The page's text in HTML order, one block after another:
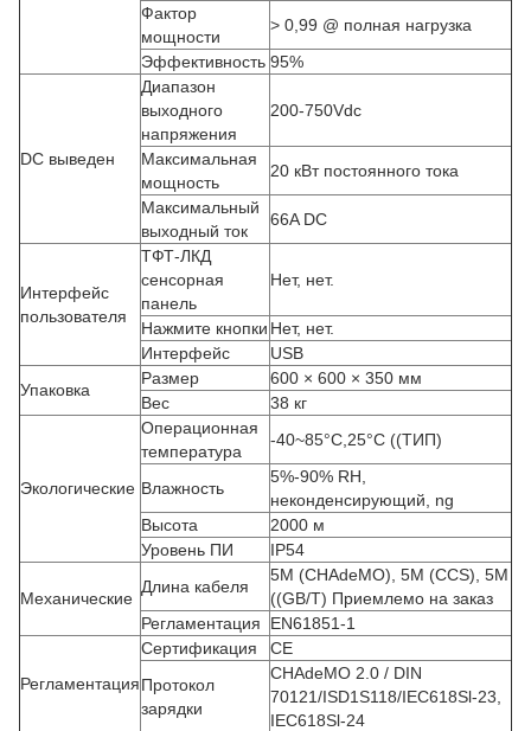
Фактор
мощности
> 0,99 @ полная нагрузка
Эффективность 95%
DC выведен
Диапазон
выходного
напряжения
200-750Vdc
Максимальная
мощность
20 кВт постоянного тока
Максимальный
выходный ток
66A DC
Интерфейс
пользователя
ТФТ-ЛКД
сенсорная
панель
Нет, нет.
Нажмите кнопки Нет, нет.
Интерфейс
USB
Упаковка
Размер
600 × 600 × 350 мм
Вес
38 кг
Экологические
Операционная
температура
-40~85°C,25°C ((ТИП)
Влажность
5%-90% RH,
неконденсирующий, ng
Высота
2000 м
Уровень ПИ
IP54
Механические
Длина кабеля
5M (CHAdeMO), 5M (CCS), 5M
((GB/T) Приемлемо на заказ
Регламентация
EN61851-1
Регламентация
Сертификация
CE
Протокол
зарядки
CHAdeMO 2.0 / DIN
70121/ISD1S118/IEC618Sl-23,
IEC618Sl-24